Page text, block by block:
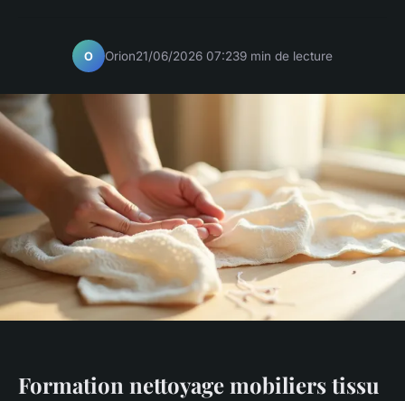
O Orion21/06/2026 07:239 min de lecture
Formation nettoyage mobiliers tissu